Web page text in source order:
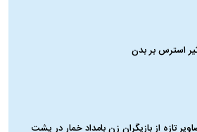
استرس بر بدن
تازه از بازیگران زن بامداد خمار در پشت